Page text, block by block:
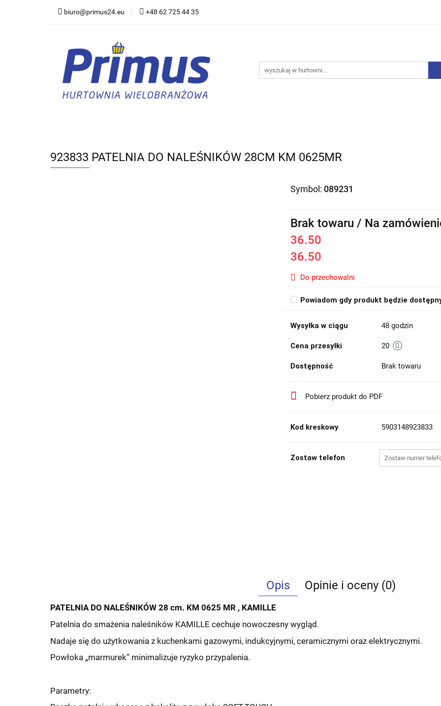
biuro@primus24.eu +48 62 725 44 35
Artykuły Szkolno-Biurowe
923833 PATELNIA DO NALEŚNIKÓW 28CM KM 0625MR
Symbol: 089231
Brak towaru / Na
36.50
36.50
Do przechowalni
Powiadom gdy produkt będzie
Wysyłka w ciągu 48 godzin
Cena przesyłki 20
Dostępność Brak towaru
Pobierz produkt do PDF
Kod kreskowy 5903148923833
Zostaw telefon
Opis Opinie i oceny (0)
PATELNIA DO NALEŚNIKÓW 28 cm. KM 0625 MR , KAMILLE
Patelnia do smażenia naleśników KAMILLE cechuje nowoczesny wygląd.
Nadaje się do użytkowania z kuchenkami gazowymi, indukcyjnymi, ceramicznymi oraz elektrycznymi.
Powłoka „marmurek” minimalizuje ryzyko przypalenia.
Parametry: